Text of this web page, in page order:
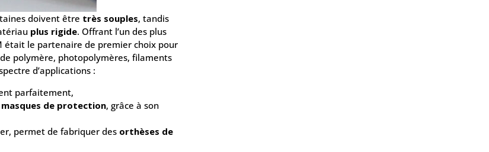
doivent être très souples, tandis
plus rigide. Offrant l’un des plus
était le partenaire de premier choix pour
polymère, photopolymères, filaments
d’applications :
parfaitement,
de protection, grâce à son
permet de fabriquer des orthèses de